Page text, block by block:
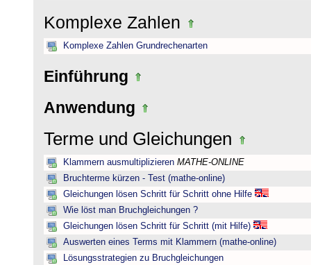
Komplexe Zahlen
Komplexe Zahlen Grundrechenarten
Einführung
Anwendung
Terme und Gleichungen
Klammern ausmultiplizieren MATHE-ONLINE
Bruchterme kürzen - Test (mathe-online)
Gleichungen lösen Schritt für Schritt ohne Hilfe
Wie löst man Bruchgleichungen ?
Gleichungen lösen Schritt für Schritt (mit Hilfe)
Auswerten eines Terms mit Klammern (mathe-online)
Lösungsstrategien zu Bruchgleichungen